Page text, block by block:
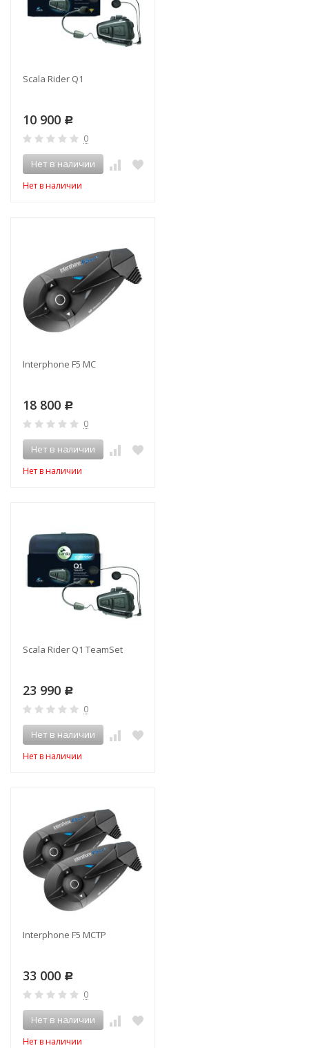
Scala Rider Q1
10 900 Р
0
Нет в наличии
Нет в наличии
Interphone F5 MC
18 800 Р
0
Нет в наличии
Нет в наличии
Scala Rider Q1 TeamSet
23 990 Р
0
Нет в наличии
Нет в наличии
Interphone F5 MCTP
33 000 Р
0
Нет в наличии
Нет в наличии